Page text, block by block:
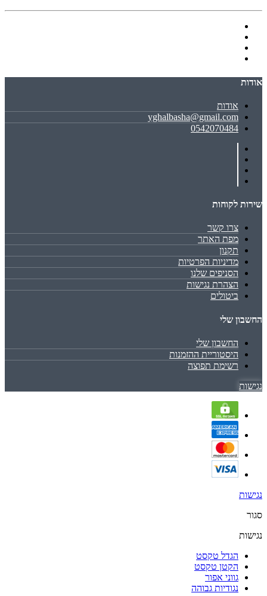
אודות
אודות
yghalbasha@gmail.com
0542070484
שירות לקוחות
צרו קשר
מפת האתר
תקנון
מדיניות הפרטיות
הסניפים שלנו
הצהרת נגישות
ביטולים
החשבון שלי
החשבון שלי
היסטוריית ההזמנות
רשימת תפוצה
נגישות
נגישות
סגור
נגישות
הגדל טקסט
הקטן טקסט
גווני אפור
נגודיות גבוהה